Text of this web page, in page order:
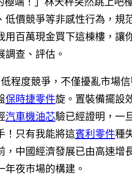
價競爭等非感性行為，
百萬現金買下這棟樓，
調查、評估。
程度競爭，不僅擾亂市場
保時捷零件旋。置裝備擺設
汽車機油芯驗已經證明，一
！只有我能將這賓利零件種
中國經濟發展已由高速
夜市場的構建。